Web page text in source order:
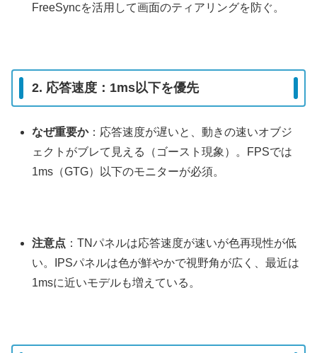
FreeSyncを活用して画面のティアリングを防ぐ。
2. 応答速度：1ms以下を優先
なぜ重要か：応答速度が遅いと、動きの速いオブジ
ェクトがブレて見える（ゴースト現象）。FPSでは
1ms（GTG）以下のモニターが必須。
注意点 ：TNパネルは応答速度が速いが色再現性が低
い。IPSパネルは色が鮮やかで視野角が広く、最近は
1msに近いモデルも増えている。